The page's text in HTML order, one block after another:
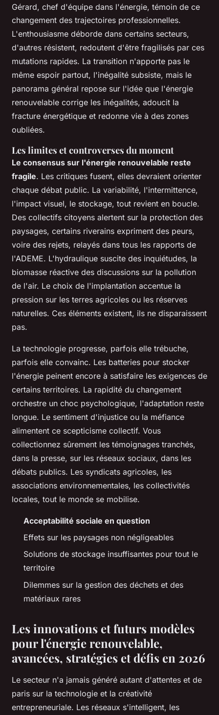
Gérard, chef d'équipe dans l'énergie, témoin de ce
changement des trajectoires professionnelles.
L'enthousiasme déborde dans certains secteurs,
d'autres résistent, redoutent d'être fragilisés par ces
mutations rapides. La transition n'apporte pas le
même espoir partout, l'inégalité subsiste, mais le
panorama général repose sur l'idée que l'énergie
renouvelable corrige les inégalités, adoucit la
fracture énergétique et redonne vie à des zones
oubliées.
Les limites et controverses du moment
Le consensus sur l'énergie renouvelable reste
fragile. Les critiques fusent, elles devraient orienter
chaque débat public. La variabilité, l'intermittence,
l'impact visuel, le stockage, tout revient en boucle.
Des collectifs citoyens alertent sur la protection des
paysages, certains riverains expriment des peurs,
voire des rejets, relayés dans tous les rapports de
l'ADEME. L'hydraulique suscite des inquiétudes, la
biomasse réactive des discussions sur la pollution
de l'air. Le choix de l'implantation accentue la
pression sur les terres agricoles ou les réserves
naturelles. Ces éléments existent, ils ne disparaissent
pas.
La technologie progresse, parfois elle trébuche,
parfois elle convainc. Les batteries pour stocker
l'énergie peinent encore à satisfaire les exigences de
certains territoires. La rapidité du changement
orchestre un choc psychologique, l'adaptation reste
longue. Le sentiment d'injustice ou la méfiance
alimentent ce scepticisme collectif. Vous
collectionnez sûrement les témoignages tranchés,
dans la presse, sur les réseaux sociaux, dans les
débats publics. Les syndicats agricoles, les
associations environnementales, les collectivités
locales, tout le monde se mobilise.
Acceptabilité sociale en question
Effets sur les paysages non négligeables
Solutions de stockage insuffisantes pour tout le
territoire
Dilemmes sur la gestion des déchets et des
matériaux rares
Les innovations et futurs modèles
pour l'énergie renouvelable,
avancées, stratégies et défis en 2026
Le secteur n'a jamais généré autant d'attentes et de
paris sur la technologie et la créativité
entrepreneuriale. Les réseaux s'intelligent, les